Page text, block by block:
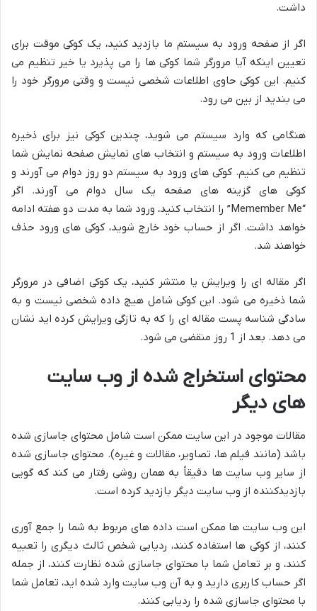
داشت.
اگر از صفحه ورود به سیستم ما بازدید کنید، یک کوکی موقت برای
تعیین اینکه آیا مرورگر شما کوکی ها را می پذیرد یا خیر تنظیم می
کنیم. این کوکی حاوی اطلاعات شخصی نیست و وقتی مرورگر خود را
می بندید از بین می رود.
هنگامی که وارد سیستم می شوید، چندین کوکی نیز برای ذخیره
اطلاعات ورود به سیستم و انتخاب های نمایش صفحه نمایش شما
تنظیم می کنیم. کوکی های ورود به سیستم دو روز دوام می آورند و
کوکی های گزینه های صفحه یک سال دوام می آورند. اگر
“Memember Me” را انتخاب کنید، ورود شما به مدت دو هفته ادامه
خواهد داشت. اگر از حساب خود خارج شوید، کوکی های ورود حذف
خواهند شد.
اگر مقاله ای را ویرایش یا منتشر کنید، یک کوکی اضافی در مرورگر
شما ذخیره می شود. این کوکی شامل هیچ داده شخصی نیست و به
سادگی شناسه پست مقاله ای را که به تازگی ویرایش کرده اید نشان
می دهد. بعد از 1 روز منقضی می شود.
محتوای استخراج شده از وب سایت
های دیگر
مقالات موجود در این سایت ممکن است شامل محتوای جاسازی شده
باشد (مانند فیلم ها، تصاویر، مقالات و غیره). محتوای جاسازی شده
از سایر وب سایت ها دقیقاً به همان روشی رفتار می کند که گویی
بازدیدکننده از وب سایت دیگر بازدید کرده است.
این وب سایت ها ممکن است داده های مربوط به شما را جمع آوری
کنند، از کوکی ها استفاده کنند، ردیابی شخص ثالث دیگری را تعبیه
کنند، و بر تعامل شما با محتوای جاسازی شده نظارت کنند، از جمله
اگر حساب کاربری دارید و به آن وب سایت وارد شده اید، تعامل شما
با محتوای جاسازی شده را ردیابی کنند.